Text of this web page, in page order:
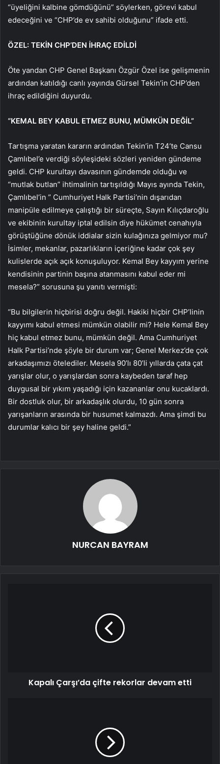
“üyeliğini kalbine gömdüğünü” söylerken, görevi kabul
edeceğini ve “CHP’de ev sahibi olduğunu” ifade etti.
ÖZEL: TEKİN CHP’DEN İHRAÇ EDİLDİ
Öte yandan CHP Genel Başkanı Özgür Özel ise gelişmenin
ardından katıldığı canlı yayında Gürsel Tekin’in CHP’den
ihraç edildiğini duyurdu.
“KEMAL BEY KABUL ETMEZ BUNU, MÜMKÜN DEĞİL”
Tartışma yaratan kararın ardından Tekin’in T24’te Cansu
Çamlıbel’e verdiği söyleşideki sözleri yeniden gündeme
geldi. CHP kurultayı davasının gündemde olduğu ve
“mutlak butlan” ihtimalinin tartışıldığı Mayıs ayında Tekin,
Çamlıbel’in ” Cumhuriyet Halk Partisi’nin dışarıdan
manipüle edilmeye çalıştığı bir süreçte, Sayın Kılıçdaroğlu
ve ekibinin kurultay iptal edilsin diye hükümet cenahıyla
görüştüğüne dönük iddialar sizin kulağınıza gelmiyor mu?
İsimler, mekanlar, pazarlıkların içeriğine kadar çok şey
kulislerde açık açık konuşuluyor. Kemal Bey kayyım yerine
kendisinin partinin başına atanmasını kabul eder mi
mesela?” sorusuna şu yanıtı vermişti:
“Bu bilgilerin hiçbirisi doğru değil. Hakiki hiçbir CHP’linin
kayyımı kabul etmesi mümkün olabilir mi? Hele Kemal Bey
hiç kabul etmez bunu, mümkün değil. Ama Cumhuriyet
Halk Partisi’nde şöyle bir durum var; Genel Merkez’de çok
arkadaşımızı ötelediler. Mesela 90’lı 80’li yıllarda çata çat
yarışlar olur, o yarışlardan sonra kaybeden taraf hep
duygusal bir yıkım yaşadığı için kazananlar onu kucaklardı.
Bir dostluk olur, bir arkadaşlık olurdu, 10 gün sonra
yarışanların arasında bir husumet kalmazdı. Ama şimdi bu
durumlar kalıcı bir şey haline geldi.”
NURCAN BAYRAM
Kapalı Çarşı’da çifte rekorlar devam etti